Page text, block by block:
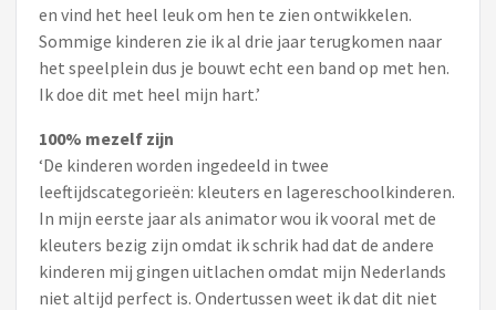
en vind het heel leuk om hen te zien ontwikkelen.
Sommige kinderen zie ik al drie jaar terugkomen naar
het speelplein dus je bouwt echt een band op met hen.
Ik doe dit met heel mijn hart.’
100% mezelf zijn
‘De kinderen worden ingedeeld in twee
leeftijdscategorieën: kleuters en lagereschoolkinderen.
In mijn eerste jaar als animator wou ik vooral met de
kleuters bezig zijn omdat ik schrik had dat de andere
kinderen mij gingen uitlachen omdat mijn Nederlands
niet altijd perfect is. Ondertussen weet ik dat dit niet